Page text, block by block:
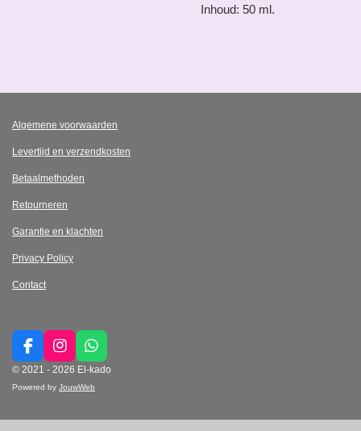
Inhoud: 50 ml.
Algemene voorwaarden
Levertijd en verzendkosten
Betaalmethoden
Retourneren
Garantie en klachten
Privacy Policy
Contact
F
a
o
I
n
t
g
W
h
t
A
© 2021 - 2026 El-kado
Powered by JouwWeb